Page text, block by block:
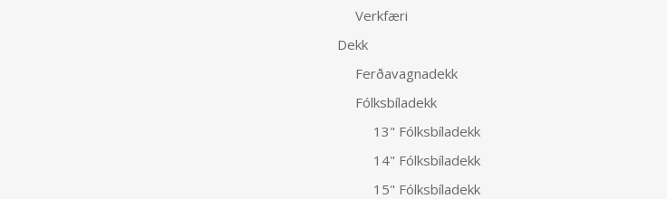
Verkfæri
Dekk
Ferðavagnadekk
Fólksbíladekk
13" Fólksbíladekk
14" Fólksbíladekk
15" Fólksbíladekk